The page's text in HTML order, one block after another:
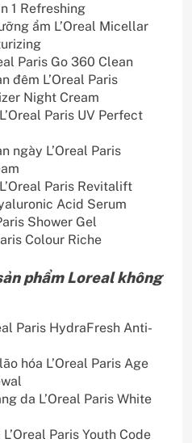
1 Refreshing
ẩm L’Oreal Micellar
Paris Go 360 Clean
đêm L’Oreal Paris
Night Cream
Paris UV Perfect
ngày L’Oreal Paris
Paris Revitalift
Acid Serum
Shower Gel
Colour Riche
phẩm Loreal không
Paris HydraFresh Anti-
hóa L’Oreal Paris Age
da L’Oreal Paris White
Paris Youth Code